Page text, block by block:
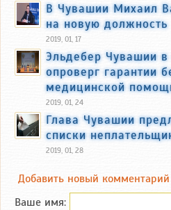
В Чувашии Михаил
на новую должность
2019, 01, 17
Эльдебер Чувашии
опроверг гарантии
медицинской
2019, 01, 24
Глава Чувашии
списки
2019, 01, 28
Добавить новый комментарий
Ваше имя: